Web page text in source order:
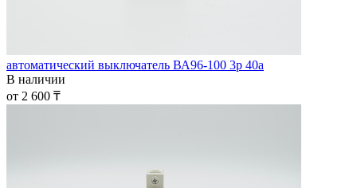
автоматический выключатель ВА96-100 3р 40а
В наличии
от 2 600 ₸